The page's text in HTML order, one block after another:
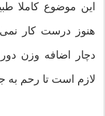
این موضوع كاملا
هنوز درست كار
دچار اضافه وزن
لازم است تا رحم به